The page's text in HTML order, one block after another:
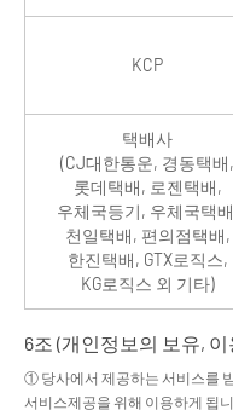
KCP
택배사
(CJ대한통운, 경동택배,
롯데택배, 로젠택배,
우체국등기, 우체국택
천일택배, 편의점택배,
한진택배, GTX로직스,
KG로직스 외 기타)
6조 (개인정보의 보유,
① 당사에서 제공하는 서비스를
서비스제공을 위해 이용하게 됩